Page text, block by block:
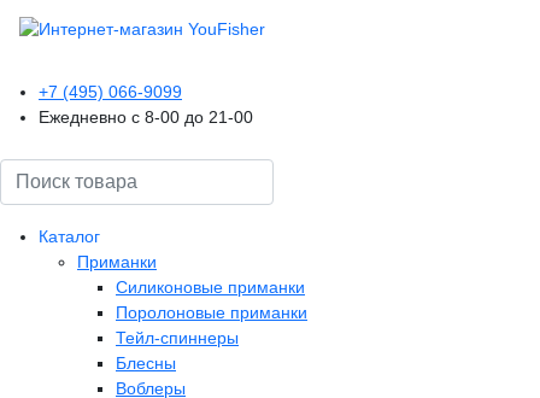
+7 (495) 066-9099
Ежедневно с 8-00 до 21-00
Поиск
Каталог
Приманки
Силиконовые приманки
Поролоновые приманки
Тейл-спиннеры
Блесны
Воблеры